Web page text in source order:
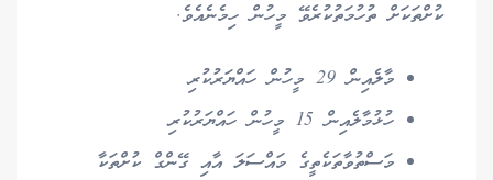
ކުށްތަކަށް ތުހުމަތުކުރެވޭ މީހުން ހިމެނެއެވެ.
މާލެއިން 29 މީހުން ހައްޔަރުކުރި
ހުޅުމާލެއިން 15 މީހުން ހައްޔަރުކުރި
މަސްތުވާތަކެތީގެ މައްސަލަ އާއި ގޭންގް ކުށްތަކާ